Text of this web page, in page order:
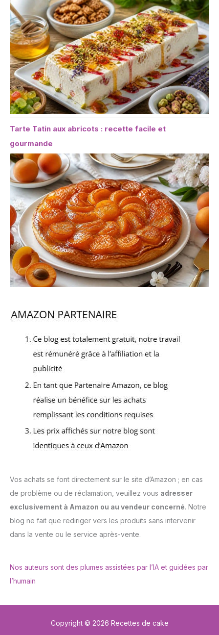
Tarte Tatin aux abricots : recette facile et
gourmande
Vos achats se font directement sur le site d’Amazon ; en cas
de problème ou de réclamation, veuillez vous adresser
exclusivement à Amazon ou au vendeur concerné. Notre
blog ne fait que rediriger vers les produits sans intervenir
dans la vente ou le service après-vente.
Nos auteurs sont des plumes assistées par l’IA et guidées par
l’humain
Copyright © 2026 Recettes de cake